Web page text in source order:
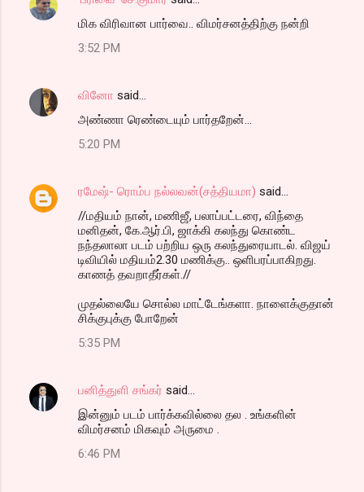
மிக விரிவான பார்வை.. விமர்சனத்திற்கு நன்றி
3:52 PM
வினோ said…
அண்ணா ரெண்டையும் பார்தறேன்...
5:20 PM
ரமேஷ்- ரொம்ப நல்லவன்(சத்தியமா) said…
//மதியம் நான், மணிஜீ, பலாப்பட்டரை, விந்தை
மனிதன், கே.ஆர்.பி, ஜாக்கி கலந்து கொண்ட
நந்தலாலா படம் பற்றிய ஒரு கலந்துரையாடல். விஜய்
டிவியில் மதியம்2.30 மணிக்கு.. ஒளிபரப்பாகிறது.
காணத் தவறாதீர்கள்.//
முதல்லையே சொல்ல மாட்டேங்களா. நாளைக்குதான்
சிக்குபுக்கு போறேன்
5:35 PM
பனித்துளி சங்கர் said…
இன்னும் படம் பார்க்கவில்லை தல . உங்களின்
விமர்சனம் மிகவும் அருமை .
6:46 PM